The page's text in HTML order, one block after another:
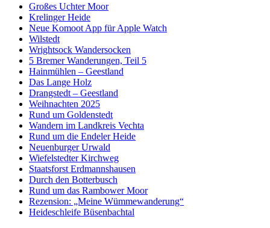
Großes Uchter Moor
Krelinger Heide
Neue Komoot App für Apple Watch
Wilstedt
Wrightsock Wandersocken
5 Bremer Wanderungen, Teil 5
Hainmühlen – Geestland
Das Lange Holz
Drangstedt – Geestland
Weihnachten 2025
Rund um Goldenstedt
Wandern im Landkreis Vechta
Rund um die Endeler Heide
Neuenburger Urwald
Wiefelstedter Kirchweg
Staatsforst Erdmannshausen
Durch den Botterbusch
Rund um das Rambower Moor
Rezension: „Meine Wümmewanderung“
Heideschleife Büsenbachtal